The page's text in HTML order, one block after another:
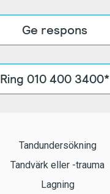
Ge respons
Ring 010 400 3400*
Tandundersökning
Tandvärk eller -trauma
Lagning